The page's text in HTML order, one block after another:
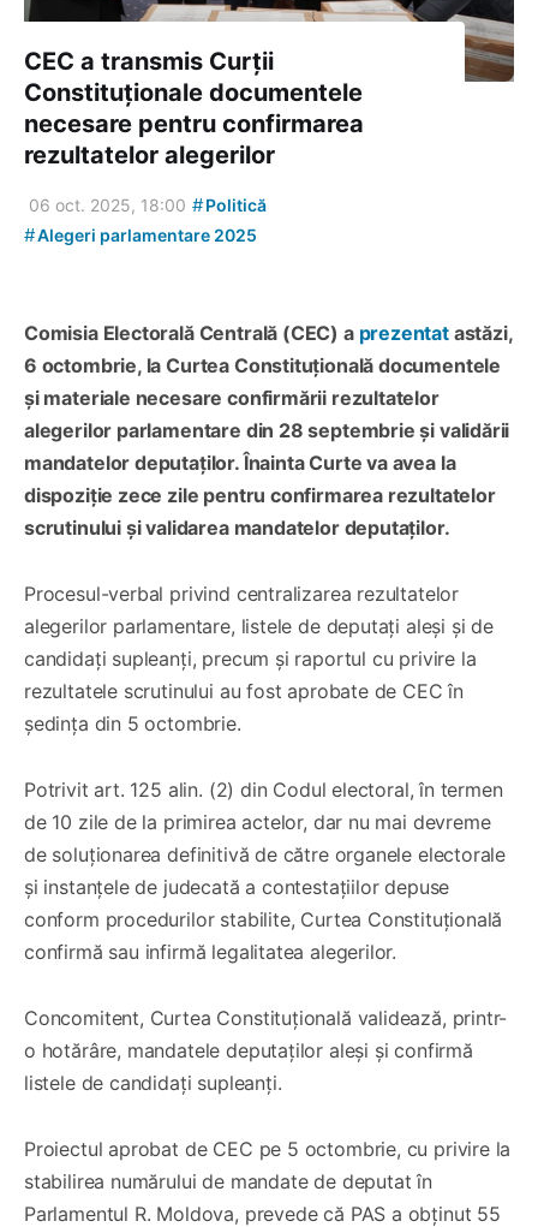
CEC a transmis Curții
Constituționale documentele
necesare pentru confirmarea
rezultatelor alegerilor
06 oct. 2025, 18:00 #Politică
#Alegeri parlamentare 2025
Comisia Electorală Centrală (CEC) a prezentatastăzi,
6 octombrie, la Curtea Constituțională documentele
și materiale necesare confirmării rezultatelor
alegerilor parlamentare din 28 septembrie și validării
mandatelor deputaților. Înainta Curte va avea la
dispoziție zece zile pentru confirmarea rezultatelor
scrutinului și validarea mandatelor deputaților.
Procesul-verbal privind centralizarea rezultatelor
alegerilor parlamentare, listele de deputați aleși și de
candidați supleanți, precum și raportul cu privire la
rezultatele scrutinului au fost aprobate de CEC în
ședința din 5 octombrie.
Potrivit art. 125 alin. (2) din Codul electoral, în termen
de 10 zile de la primirea actelor, dar nu mai devreme
de soluționarea definitivă de către organele electorale
și instanțele de judecată a contestațiilor depuse
conform procedurilor stabilite, Curtea Constituțională
confirmă sau infirmă legalitatea alegerilor.
Concomitent, Curtea Constituțională validează, printr-
o hotărâre, mandatele deputaților aleși și confirmă
listele de candidați supleanți.
Proiectul aprobat de CEC pe 5 octombrie, cu privire la
stabilirea numărului de mandate de deputat în
Parlamentul R. Moldova, prevede că PAS a obținut 55